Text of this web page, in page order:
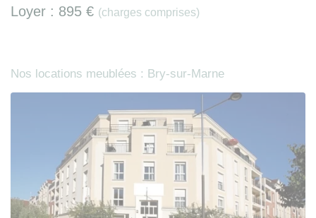
Loyer : 895 € (charges comprises)
Nos locations meublées : Bry-sur-Marne